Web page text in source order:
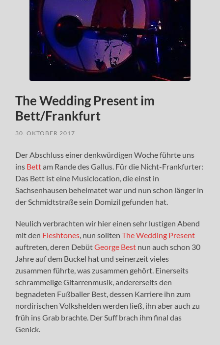
The Wedding Present im
Bett/Frankfurt
30. OKTOBER 2017
Der Abschluss einer denkwürdigen Woche führte uns
ins Bettam Rande des Gallus. Für die Nicht-Frankfurter:
Das Bett ist eine Musiclocation, die einst in
Sachsenhausen beheimatet war und nun schon länger in
der Schmidtstraße sein Domizil gefunden hat.
Neulich verbrachten wir hier einen sehr lustigen Abend
mit den Fleshtones , nun solltenThe Wedding Present
auftreten, deren DebütGeorge Best nun auch schon 30
Jahre auf dem Buckel hat und seinerzeit vieles
zusammen führte, was zusammen gehört. Einerseits
schrammelige Gitarrenmusik, andererseits den
begnadeten Fußballer Best, dessen Karriere ihn zum
nordirischen Volkshelden werden ließ, ihn aber auch zu
früh ins Grab brachte. Der Suff brach ihm final das
Genick.